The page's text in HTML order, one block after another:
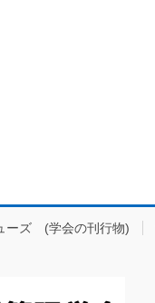
ーズ (学会の刊行物)